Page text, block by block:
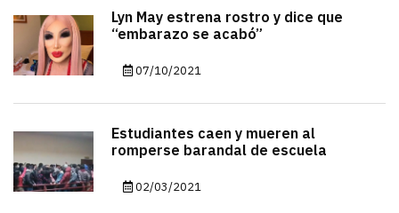
Lyn May estrena rostro y dice que
“embarazo se acabó”
07/10/2021
Estudiantes caen y mueren al
romperse barandal de escuela
02/03/2021